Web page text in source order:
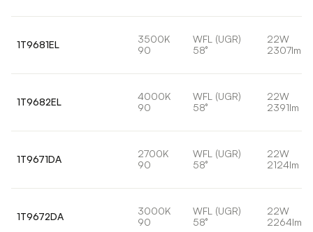
1T9681EL
3500K
90
WFL (UGR)
58°
22W
2307lm
1T9682EL
4000K
90
WFL (UGR)
58°
22W
2391lm
1T9671DA
2700K
90
WFL (UGR)
58°
22W
2124lm
1T9672DA
3000K
90
WFL (UGR)
58°
22W
2264lm